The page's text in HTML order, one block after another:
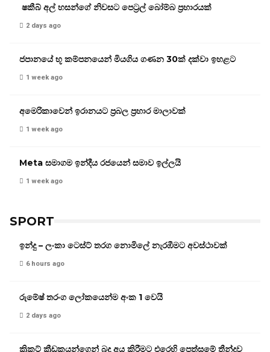
ෂකීබ් අල් හසන්ගේ නිවසට පෙට්‍රල් බෝම්බ ප්‍රහාරයක්
2 days ago
ජපානයේ භූ කම්පනයෙන් මියගිය ගණන 30ක් දක්වා ඉහළට
1 week ago
අමෙරිකාවෙන් ඉරානයට ප්‍රබල ප්‍රහාර මාලාවක්
1 week ago
Meta සමාගම ඉන්දීය රජයෙන් සමාව ඉල්ලයි
1 week ago
SPORT
ඉන්දු – ලංකා ටෙස්ට් තරග නොමිලේ නැරඹීමට අවස්ථාවක්
6 hours ago
රුමේෂ් තරංග ලෝකයෙන්ම අංක 1 වෙයි
2 days ago
ක්‍රිකට් ක්‍රීඩකයන්ගෙන් බදු අය කිරීමට එරෙහි පෙත්සමේ තීන්දුව